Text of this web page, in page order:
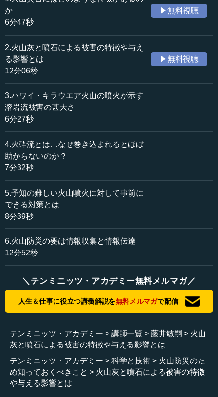
カテゴリー：
社会・福祉
≪全文≫
●火山灰の特徴
火山噴火に伴う現象を、これから順番に説明していきま
まずは、火山灰と大きな噴石です。この写真は2000年の
有珠山の噴火の時のものですが、アパートや民家の屋根が
銀色に光っているように見えます。これは火山灰が降り積
もった様子を表しています。10センチメートル以上も降り
積もっているのですが、同時にそこに黒い穴が開いている
のが分かると思います。これが大きな噴石です。大きな噴
こに穴を開けました。アパートの天井を突き抜けて、部屋
まで落ちたこともあります。道路の辺りにもたくさん噴石
が落ちているのですが、これが人に当たった場合、すぐに
命を落とすこともあり得ます。幸いにして、2000年の有珠
人のけが人も出ませんでした。
次に、火山灰の特徴をお話しします。火山灰とは、急冷
されたマグマや岩石が砕かれてできた破片のうち、サイズ
が2ミリより小さいもののことです。つまり、基本的には石
のかけらです。ですから、木や紙を燃やしてできる灰とは
全く異なります。降り積もると重いのです。
また、火山灰は石のかけらなのでトゲトゲしており、目
の中に入ったりすると、角膜を傷つけることもあます。そ
して火山灰には有毒なガスが吸着されているので、水に濡
れると電気を通しやすいものになります。例えば、碍子に
降り積もったところに雨が降ると、硫酸の薄いものができ
か
6分47秒
▶無料視聴
2.火山灰と噴石による被害の特徴や与え
る影響とは
12分06秒
▶無料視聴
3.ハワイ・キラウエア火山の噴火が示す
溶岩流被害の甚大さ
6分27秒
4.火砕流とは…なぜ巻き込まれるとほぼ
助からないのか？
7分32秒
5.予知の難しい火山噴火に対して事前に
できる対策とは
8分39秒
6.火山防災の要は情報収集と情報伝達
12分52秒
＼テンミニッツ・アカデミー無料メルマガ／
人生＆仕事に役立つ講義解説を無料メルマガで配信
テンミニッツ・アカデミー 講師一覧 藤井敏嗣
火山
灰と噴石による被害の特徴や与える影響とは
テンミニッツ・アカデミー
科学と技術
火山防災のた
め知っておくべきこと
火山灰と噴石による被害の特徴
や与える影響とは